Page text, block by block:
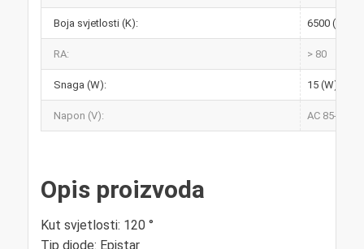
Boja svjetlosti (K): 6500 (K)
RA: > 80
Snaga (W): 15 (W)
Napon (V): AC 85-
Opis proizvoda
Kut svjetlosti: 120 °
Tip diode: Epistar